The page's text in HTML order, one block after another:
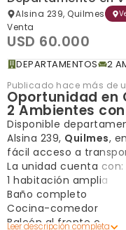
Alsina 239, Quilmes
Venta
USD 60.000
DEPARTAMENTOS 2
Publicado hace más de
Oportunidad en
2 Ambientes
Disponible
Alsina 239, Quilmes,
fácil acceso a
La unidad cuenta con:
1 habitación amplia
Baño completo
Cocina-comedor
Balcón al frente con